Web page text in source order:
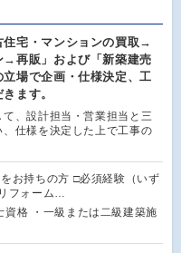
住宅・マンションの買取→
→再販」および「新築建売
場で企画・仕様決定、工
ます。
、設計担当・営業担当と三
仕様を決定した上で工事の
お持ちの方 □必須経験（いず
フォーム…
資格 ・一級または二級建築施